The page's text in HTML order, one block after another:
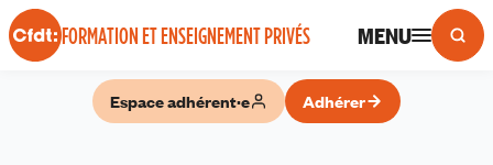
Panneau de gestion des cookies
FORMATION ET ENSEIGNEMENT PRIVÉS MENU
Espace adhérent·e Adhérer